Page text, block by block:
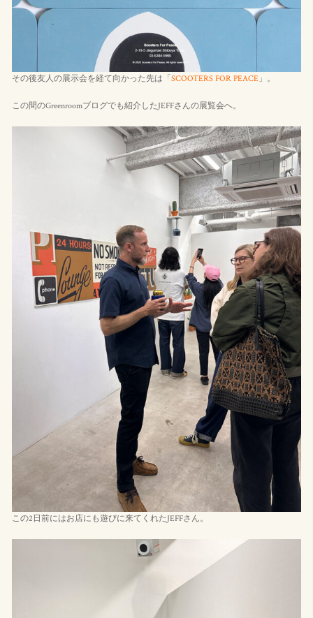
その後友人の展示会を経て向かった先は「 SCOOTERS FOR PEACE」。
この間のGreenroomブログでも紹介したJEFFさんの展覧会へ。
この2日前にはお店にも遊びに来てくれたJEFFさん。